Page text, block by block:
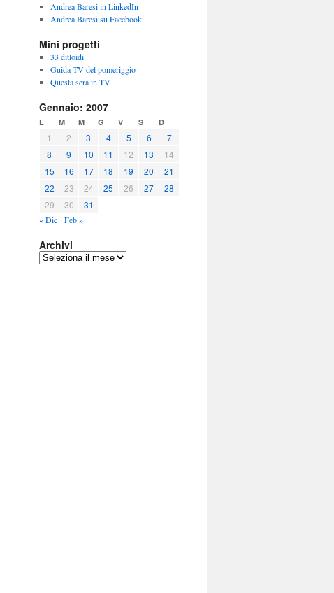
Andrea Baresi in LinkedIn
Andrea Baresi su Facebook
Mini progetti
33 ditloidi
Guida TV del pomeriggio
Questa sera in TV
Gennaio: 2007
L M M G V S D
1 2 3 4 5 6
7
8
9 10 11 12 13
14
15
16 17 18 19 20
21
22
23 24 25 26 27
28
29
30 31
« Dic Feb »
Archivi
Archivi